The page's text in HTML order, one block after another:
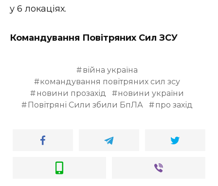
у 6 локаціях.
Командування Повітряних Сил ЗСУ
війна україна
командування повітряних сил зсу
новини прозахід
новини україни
Повітряні Сили збили БпЛА
про захід